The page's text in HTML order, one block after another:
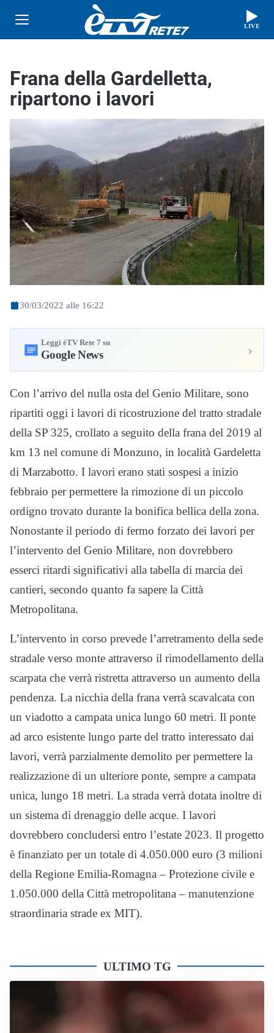
LIVE
Frana della Gardelletta,
ripartono i lavori
30/03/2022 alle 16:22
Leggi èTV Rete 7 su
Google News ›
Con l’arrivo del nulla osta del Genio Militare, sono
ripartiti oggi i lavori di ricostruzione del tratto stradale
della SP 325, crollato a seguito della frana del 2019 al
km 13 nel comune di Monzuno, in località Gardeletta
di Marzabotto. I lavori erano stati sospesi a inizio
febbraio per permettere la rimozione di un piccolo
ordigno trovato durante la bonifica bellica della zona.
Nonostante il periodo di fermo forzato dei lavori per
l’intervento del Genio Militare, non dovrebbero
esserci ritardi significativi alla tabella di marcia dei
cantieri, secondo quanto fa sapere la Città
Metropolitana.
L’intervento in corso prevede l’arretramento della sede
stradale verso monte attraverso il rimodellamento della
scarpata che verrà ristretta attraverso un aumento della
pendenza. La nicchia della frana verrà scavalcata con
un viadotto a campata unica lungo 60 metri. Il ponte
ad arco esistente lungo parte del tratto interessato dai
lavori, verrà parzialmente demolito per permettere la
realizzazione di un ulteriore ponte, sempre a campata
unica, lungo 18 metri. La strada verrà dotata inoltre di
un sistema di drenaggio delle acque. I lavori
dovrebbero concludersi entro l’estate 2023. Il progetto
è finanziato per un totale di 4.050.000 euro (3 milioni
della Regione Emilia-Romagna – Protezione civile e
1.050.000 della Città metropolitana – manutenzione
straordinaria strade ex MIT).
ULTIMO TG